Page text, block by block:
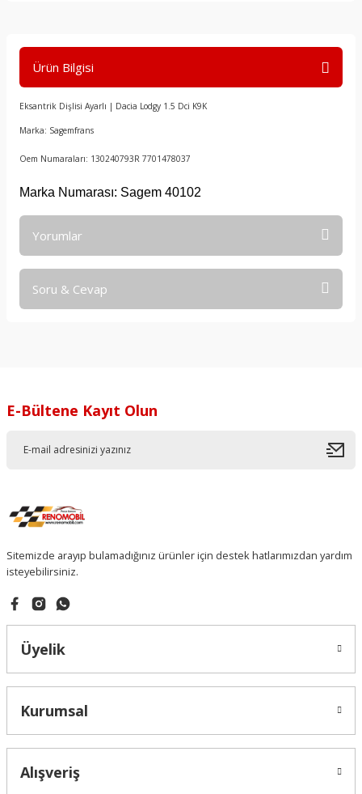
Ürün Bilgisi
Eksantrik Dişlisi Ayarlı | Dacia Lodgy 1.5 Dci K9K
Marka: Sagemfrans
Oem Numaraları: 130240793R 7701478037
Marka Numarası: Sagem 40102
Yorumlar
Soru & Cevap
E-Bültene Kayıt Olun
Sitemizde arayıp bulamadığınız ürünler için destek hatlarımızdan yardım
isteyebilirsiniz.
Üyelik
Kurumsal
Alışveriş